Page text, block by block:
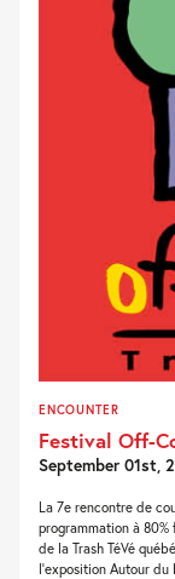
ENCOUNTER
Festival Off-
September 01st,
La 7e rencontre de
programmation à
de la Trash TéVé
l'exposition Autour du